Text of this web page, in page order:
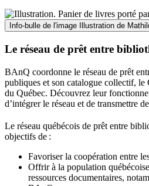
Info-bulle de l'image Illustration de
Le réseau de prêt entre
BAnQ coordonne le réseau de prêt
publiques et son catalogue collectif, le
du Québec. Découvrez leur
d’intégrer le réseau et de transmettre
Le réseau québécois de prêt entre
objectifs de :
Favoriser la coopération entre
Offrir à la population
ressources documentaires,